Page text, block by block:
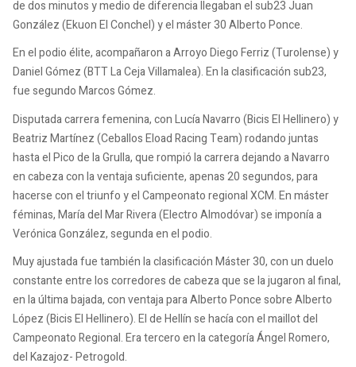
de dos minutos y medio de diferencia llegaban el sub23 Juan
González (Ekuon El Conchel) y el máster 30 Alberto Ponce.
En el podio élite, acompañaron a Arroyo Diego Ferriz (Turolense) y
Daniel Gómez (BTT La Ceja Villamalea). En la clasificación sub23,
fue segundo Marcos Gómez.
Disputada carrera femenina, con Lucía Navarro (Bicis El Hellinero) y
Beatriz Martínez (Ceballos Eload Racing Team) rodando juntas
hasta el Pico de la Grulla, que rompió la carrera dejando a Navarro
en cabeza con la ventaja suficiente, apenas 20 segundos, para
hacerse con el triunfo y el Campeonato regional XCM. En máster
féminas, María del Mar Rivera (Electro Almodóvar) se imponía a
Verónica González, segunda en el podio.
Muy ajustada fue también la clasificación Máster 30, con un duelo
constante entre los corredores de cabeza que se la jugaron al final,
en la última bajada, con ventaja para Alberto Ponce sobre Alberto
López (Bicis El Hellinero). El de Hellín se hacía con el maillot del
Campeonato Regional. Era tercero en la categoría Ángel Romero,
del Kazajoz- Petrogold.